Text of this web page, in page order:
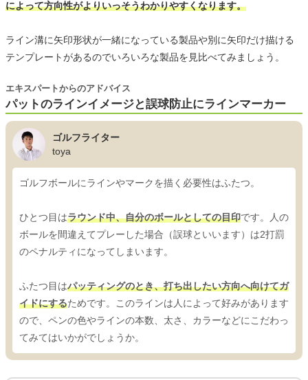
によって方向性がよりいっそうわかりやすくなります。
ライン溝に矢印形状が一緒になっている製品や別に矢印だけ描ける
テンプレートがあるのでいろいろな製品を見比べてみましょう。
パットのラインイメージと誤球防止にラインマーカー
エキスパートからのアドバイス
ゴルフライター
toya
ゴルフボールにラインやマークを描く必要性はふたつ。
ひとつ目はラウンド中、自分のボールとしての目印です。人の
ボールを間違えてプレーした場合（誤球といいます）は2打罰
のペナルティになってしまいます。
ふたつ目はパッティングのとき、打ち出したい方向へ向けてガ
イドにするためです。このラインは人によって好みがあります
ので、ペンの色やラインの本数、太さ、カラーなどにこだわっ
てみてはいかがでしょうか。